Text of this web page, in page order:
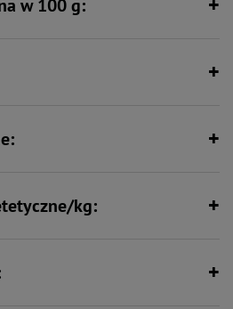
w 100 g:
kg: